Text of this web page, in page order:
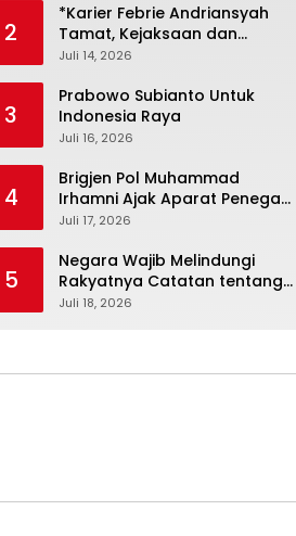
2
*Karier Febrie Andriansyah
Tamat, Kejaksaan dan
Kepolisian Kian Erat*
Juli 14, 2026
3
Prabowo Subianto Untuk
Indonesia Raya
Juli 16, 2026
4
Brigjen Pol Muhammad
Irhamni Ajak Aparat Penegak
Hukum Perkuat Kolaborasi
Lingkungan
Juli 17, 2026
5
Negara Wajib Melindungi
Rakyatnya Catatan tentang
Nasib Para Penambang
Juli 18, 2026